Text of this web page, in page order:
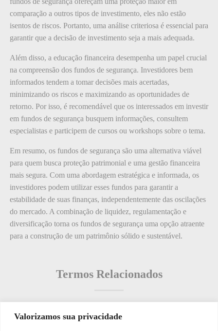
Valorizamos sua privacidade
comparação a outros tipos de investimento, eles não estão
isentos de riscos. Portanto, uma análise criteriosa é essencial para
garantir que a decisão de investimento seja a mais adequada.
Além disso, a educação financeira desempenha um papel crucial
na compreensão dos fundos de segurança. Investidores bem
informados tendem a tomar decisões mais acertadas,
minimizando os riscos e maximizando as oportunidades de
retorno. Por isso, é recomendável que os interessados em investir
em fundos de segurança busquem informações, consultem
especialistas e participem de cursos ou workshops sobre o tema.
Em resumo, os fundos de segurança são uma alternativa viável
para quem busca proteção patrimonial e uma gestão financeira
mais segura. Com uma abordagem estratégica e informada, os
investidores podem utilizar esses fundos para garantir a
estabilidade de suas finanças, independentemente das oscilações
do mercado. A combinação de liquidez, regulamentação e
diversificação torna os fundos de segurança uma opção atraente
para a construção de um patrimônio sólido e sustentável.
Termos Relacionados
Termos populares